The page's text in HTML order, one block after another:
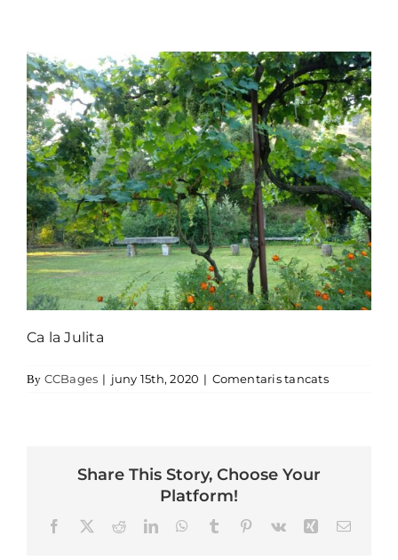
Ca la Julita
By CCBages | juny 15th, 2020 | Comentaris tancatsa Ca la
Share This Story, Choose Your
Platform!
FacebookRedditLinkedInWhatsApp
TumblrPinterest
Vk XingEmail